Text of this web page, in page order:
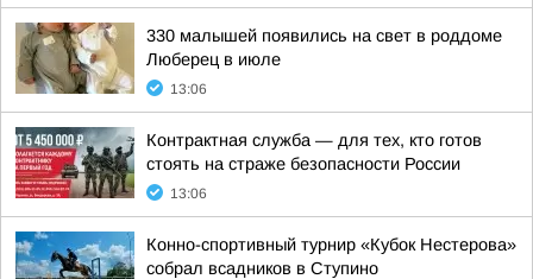
330 малышей появились на свет в роддоме
Люберец в июле
13:06
Контрактная служба — для тех, кто готов
стоять на страже безопасности России
13:06
Конно-спортивный турнир «Кубок Нестерова»
собрал всадников в Ступино